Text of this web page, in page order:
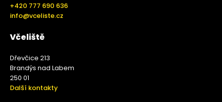
+420 777 690 636
info@vceliste.cz
Včeliště
Dřevčice 213
Brandýs nad Labem
250 01
Další kontakty